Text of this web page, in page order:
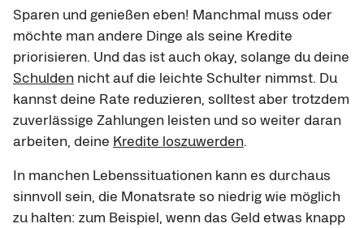
Sparen und genießen eben! Manchmal muss oder
möchte man andere Dinge als seine Kredite
priorisieren. Und das ist auch okay, solange du deine
Schulden nicht auf die leichte Schulter nimmst. Du
kannst deine Rate reduzieren, solltest aber trotzdem
zuverlässige Zahlungen leisten und so weiter daran
arbeiten, deine Kredite loszuwerden.
In manchen Lebenssituationen kann es durchaus
sinnvoll sein, die Monatsrate so niedrig wie möglich
zu halten: zum Beispiel, wenn das Geld etwas knapp